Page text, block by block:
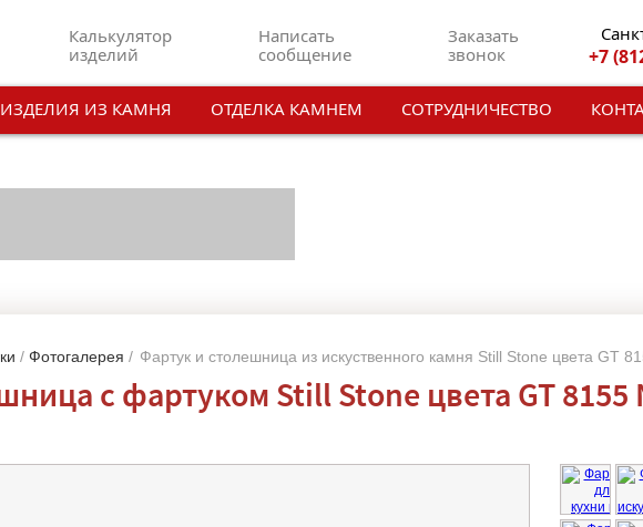
+7
Заказать
звонок
Написать
сообщение
Калькулятор
изделий
ИЗДЕЛИЯ ИЗ КАМНЯ ОТДЕЛКА КАМНЕМ СОТРУДНИЧЕСТВО
/ Фотогалерея / Фартук и столешница из искуственного камня Still Stone цвета GT
с фартуком Still Stone цвета GT